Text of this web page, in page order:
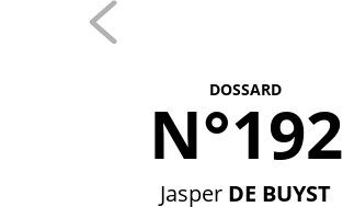
DOSSARD
N°192
Jasper DE BUYST